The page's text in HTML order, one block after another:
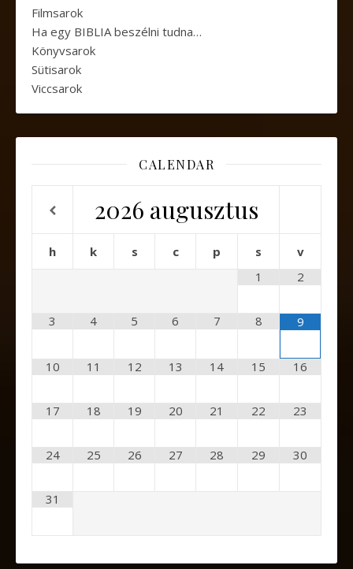
Filmsarok
Ha egy BIBLIA beszélni tudna…
Könyvsarok
Sütisarok
Viccsarok
CALENDAR
2026 augusztus
h k s c p s
v
1
2
3 4 5 6 7 8 9
10 11 12 13 14 15 16
17 18 19 20 21 22 23
24 25 26 27 28 29 30
31